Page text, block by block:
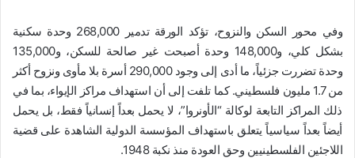
وفي محور السكن والنزوح، تؤكد الورقة تدمير 268,000 وحدة سكنية
بشكل كلي، و148,000 وحدة أصبحت غير صالحة للسكن، و135,000
وحدة تضررت جزئياً، ما أدى إلى وجود 290,000 أسرة بلا مأوى ونزوح أكثر
من 1.7 مليون فلسطيني. كما تلفت إلى أن استهداف مراكز الإيواء، بما في
ذلك المراكز التابعة لوكالة “الأونروا”، لا يحمل بعداً إنسانياً فقط، بل يحمل
أيضاً بعداً سياسياً يتعلق باستهداف المؤسسة الدولية الشاهدة على قضية
اللاجئين الفلسطينيين وحق العودة منذ نكبة 1948.